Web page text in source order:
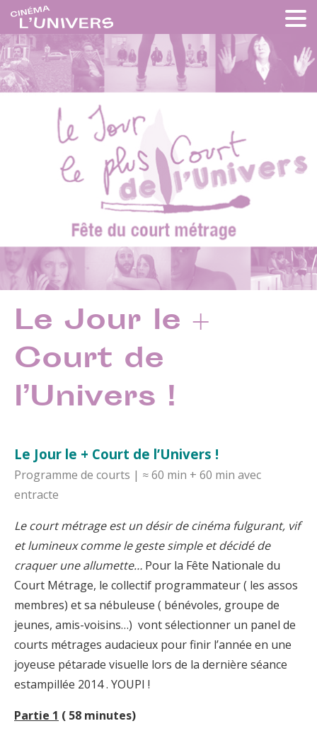
Le Jour le +
Court de
l’Univers !
Le Jour le + Court de l’Univers !
Programme de courts | ≈ 60 min + 60 min avec
entracte
Le court métrage est un désir de cinéma fulgurant, vif
et lumineux comme le geste simple et décidé de
craquer une allumette… Pour la Fête Nationale du
Court Métrage, le collectif programmateur ( les assos
membres) et sa nébuleuse ( bénévoles, groupe de
jeunes, amis-voisins…) vont sélectionner un panel de
courts métrages audacieux pour finir l’année en une
joyeuse pétarade visuelle lors de la dernière séance
estampillée 2014 . YOUPI !
Partie 1 ( 58 minutes)